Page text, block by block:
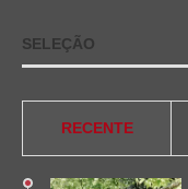
SELEÇÃO
RECENTE